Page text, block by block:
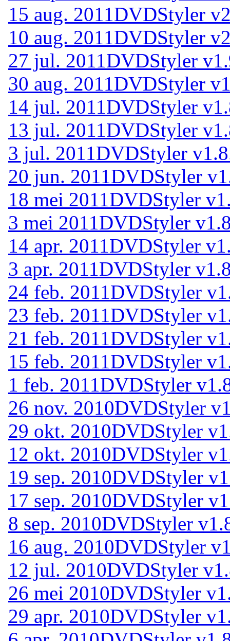
15 aug. 2011 DVDStyler
10 aug. 2011 DVDStyler
27 jul. 2011 DVDStyler
30 aug. 2011 DVDStyler
14 jul. 2011 DVDStyler
13 jul. 2011 DVDStyler
3 jul. 2011 DVDStyler
20 jun. 2011 DVDStyler
18 mei 2011 DVDStyler
3 mei 2011 DVDStyler
14 apr. 2011 DVDStyler
3 apr. 2011 DVDStyler
24 feb. 2011 DVDStyler
23 feb. 2011 DVDStyler
21 feb. 2011 DVDStyler
15 feb. 2011 DVDStyler
1 feb. 2011 DVDStyler
26 nov. 2010DVDStyler
29 okt. 2010DVDStyler
12 okt. 2010DVDStyler
19 sep. 2010DVDStyler
17 sep. 2010DVDStyler
8 sep. 2010DVDStyler
16 aug. 2010DVDStyler
12 jul. 2010DVDStyler
26 mei 2010DVDStyler
29 apr. 2010DVDStyler